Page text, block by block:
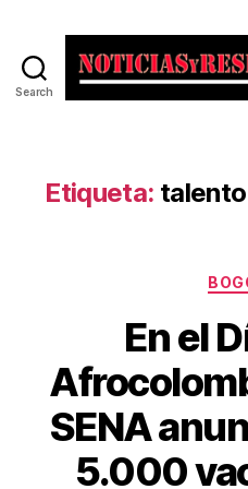
Search
Etiqueta:
En el
SENA
5.000